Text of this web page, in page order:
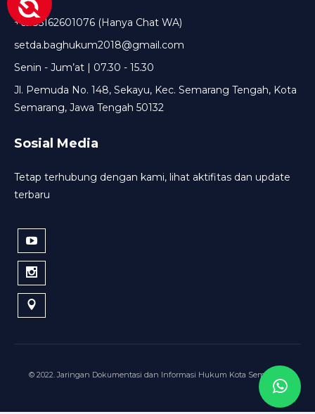
+6285162601076 (Hanya Chat WA)
setda.baghukum2018@gmail.com
Senin - Jum’at | 07.30 - 15.30
Jl. Pemuda No. 148, Sekayu, Kec. Semarang Tengah, Kota
Semarang, Jawa Tengah 50132
Sosial Media
Tetap terhubung dengan kami, lihat aktifitas dan update
terbaru
© 2022. Jaringan Dokumentasi dan Informasi Hukum Kota Semarang